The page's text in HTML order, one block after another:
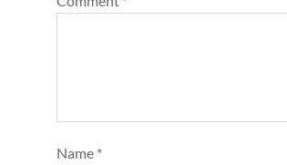
Name *